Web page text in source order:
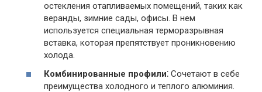
остекления отапливаемых помещений, таких как
веранды, зимние сады, офисы. В нем
используется специальная терморазрывная
вставка, которая препятствует проникновению
холода.
Комбинированные профили⁚ Сочетают в себе
преимущества холодного и теплого алюминия.